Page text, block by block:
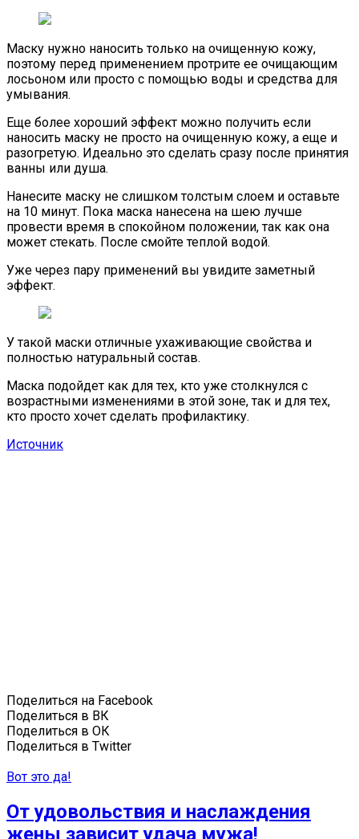
Маску нужно наносить только на очищенную кожу,
поэтому перед применением протрите ее очищающим
лосьоном или просто с помощью воды и средства для
умывания.
Еще более хороший эффект можно получить если
наносить маску не просто на очищенную кожу, а еще и
разогретую. Идеально это сделать сразу после принятия
ванны или душа.
Нанесите маску не слишком толстым слоем и оставьте
на 10 минут. Пока маска нанесена на шею лучше
провести время в спокойном положении, так как она
может стекать. После смойте теплой водой.
Уже через пару применений вы увидите заметный
эффект.
У такой маски отличные ухаживающие свойства и
полностью натуральный состав.
Маска подойдет как для тех, кто уже столкнулся с
возрастными изменениями в этой зоне, так и для тех,
кто просто хочет сделать профилактику.
Источник
Поделиться на Facebook
Поделиться в ВК
Поделиться в ОК
Поделиться в Twitter
Вот это да!
От удовольствия и наслаждения
жены зависит удача мужа!